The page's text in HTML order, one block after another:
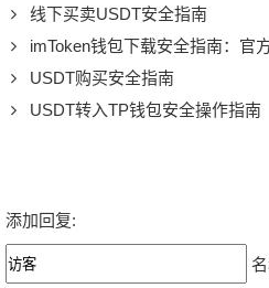
线下买卖USDT安全指南
imToken钱包下载安全指南：官
USDT购买安全指南
USDT转入TP钱包安全操作指南
添加回复: